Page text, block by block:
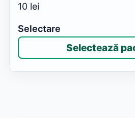
10 lei
Selectează